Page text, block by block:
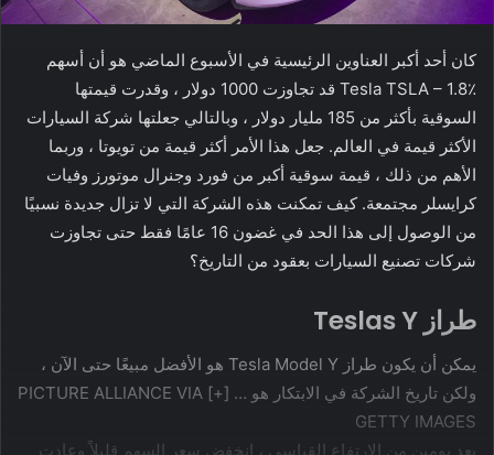
كان أحد أكبر العناوين الرئيسية في الأسبوع الماضي هو أن أسهم
Tesla TSLA – 1.8٪ قد تجاوزت 1000 دولار ، وقدرت قيمتها
السوقية بأكثر من 185 مليار دولار ، وبالتالي جعلتها شركة السيارات
الأكثر قيمة في العالم. جعل هذا الأمر أكثر قيمة من تويوتا ، وربما
الأهم من ذلك ، قيمة سوقية أكبر من فورد وجنرال موتورز وفيات
كرايسلر مجتمعة. كيف تمكنت هذه الشركة التي لا تزال جديدة نسبيًا
من الوصول إلى هذا الحد في غضون 16 عامًا فقط حتى تجاوزت
شركات تصنيع السيارات بعقود من التاريخ؟
طراز Teslas Y
يمكن أن يكون طراز Tesla Model Y هو الأفضل مبيعًا حتى الآن ،
ولكن تاريخ الشركة في الابتكار هو … [+] PICTURE ALLIANCE VIA
GETTY IMAGES
بعد يومين من الارتفاع القياسي ، انخفض سعر السهم قليلاً وعادت